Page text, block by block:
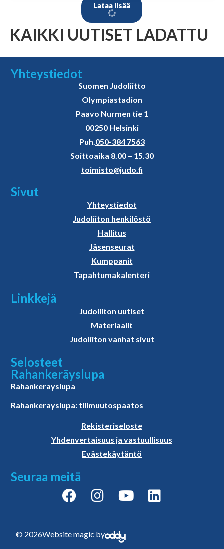
Lataa lisää
KAIKKI UUTISET LADATTU
Yhteystiedot
Suomen Judoliitto
Olympiastadion
Paavo Nurmen tie 1
00250 Helsinki
Puh.050-384 7563
Soittoaika 8.00 – 15.30
toimisto@judo.fi
Sivut
Yhteystiedot
Judoliiton henkilöstö
Hallitus
Jäsenseurat
Kumppanit
Tapahtumakalenteri
Linkkejä
Judoliiton uutiset
Materiaalit
Judoliiton vanhat sivut
Selosteet
Rahankeräyslupa
Rahankerayslupa
Rahankerayslupa: tilimuutospaatos
Rekisteriseloste
Yhdenvertaisuus ja vastuullisuus
Evästekäytäntö
Seuraa meitä
© 2026Website magic by